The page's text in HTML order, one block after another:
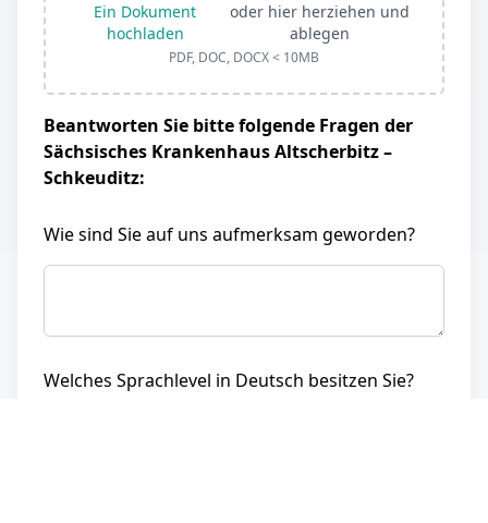
Ein Dokument
hochladen
oder hier herziehen und
ablegen
PDF, DOC, DOCX < 10MB
Beantworten Sie bitte folgende Fragen der
Sächsisches Krankenhaus Altscherbitz –
Schkeuditz:
Wie sind Sie auf uns aufmerksam geworden?
Welches Sprachlevel in Deutsch besitzen Sie?